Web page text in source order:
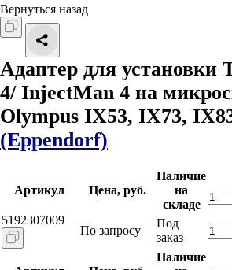
Вернуться назад
Адаптер для установки
4/ InjectMan 4 на
Olympus IX53, IX73,
(Eppendorf)
Артикул Цена, руб.
Наличие
на
складе
5192307009
По запросу
Под
заказ
Наличие